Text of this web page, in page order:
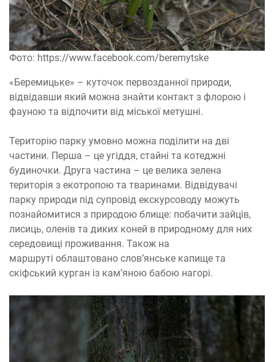
Фото: https://www.facebook.com/beremytske
«Беремицьке» – куточок первозданної природи,
відвідавши який можна знайти контакт з флорою і
фауною та відпочити від міської метушні.
Територію парку умовно можна поділити на дві
частини. Перша – це угіддя, стайні та котеджні
будиночки. Друга частина – це велика зелена
територія з екотропою та тваринами. Відвідувачі
парку природи під супровід екскурсоводу можуть
познайомитися з природою блище: побачити зайців,
лисиць, оленів та диких коней в природному для них
середовищі проживання. Також на
маршруті облаштовано слов’янське капище та
скіфський курган із кам’яною бабою нагорі.